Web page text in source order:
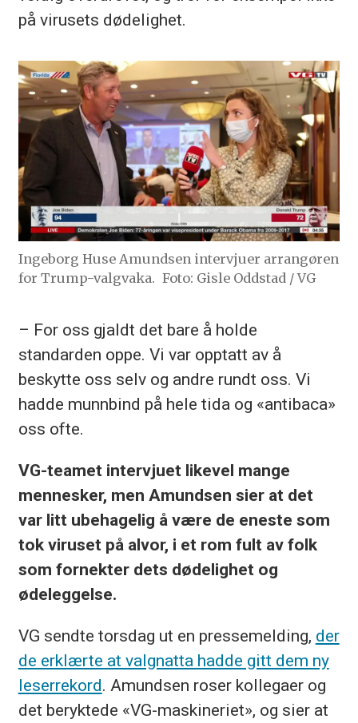
på virusets dødelighet.
Ingeborg Huse Amundsen intervjuer arrangøren
for Trump-valgvaka. Foto: Gisle Oddstad / VG
– For oss gjaldt det bare å holde
standarden oppe. Vi var opptatt av å
beskytte oss selv og andre rundt oss. Vi
hadde munnbind på hele tida og «antibaca»
oss ofte.
VG-teamet intervjuet likevel mange
mennesker, men Amundsen sier at det
var litt ubehagelig å være de eneste som
tok viruset på alvor, i et rom fult av folk
som fornekter dets dødelighet og
ødeleggelse.
VG sendte torsdag ut en pressemelding, der
de erklærte at valgnatta hadde gitt dem ny
leserrekord. Amundsen roser kollegaer og
det beryktede «VG-maskineriet», og sier at